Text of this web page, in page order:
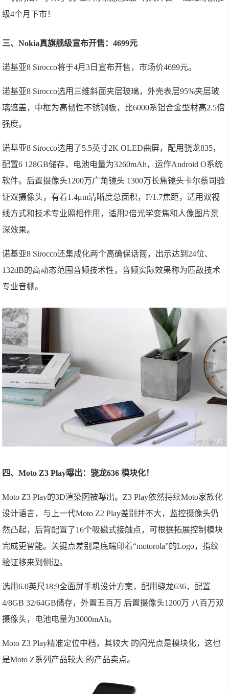
三、Nokia真旗舰级宣布开售：4699元
诺基亚8 Sirocco将于4月3日宣布开售，市场价4699元。
诺基亚8 Sirocco选用三维斜面夹层玻璃，外壳表层95%夹层玻
璃遮盖，中框为高韧性不锈钢板，比6000系铝合金型材高2.5倍
强度。
诺基亚8 Sirocco选用了5.5英寸2K OLED曲屏，配用骁龙835，
配置6 128GB储存，电池电量为3260mAh，运作Android O系统
软件。后置摄像头1200万广角镜头 1300万长焦镜头卡尔蔡司验
证双摄像头，有着1.4μm清晰度总面积，F/1.7焦距，适用双视
线方式和技术专业照相作用，适用2倍光学变焦和人像图片景
深效果。
诺基亚8 Sirocco还集成化两个高确保话筒，出示达到24位、
132dB的高动态范围音频技术性，音频实际效果称为匹敌技术
专业音棚。
四、Moto Z3 Play曝出：骁龙636 模块化！
Moto Z3 Play的3D渲染图被曝出。Z3 Play依然持续Moto家族化
设计语言，与上一代Moto Z2 Play差别并不大，监控摄像头仍
然凸起，后背配置了16个吸磁式接触点，可根据拓展控制模块
完成更智能。关键点差别是底端印着“motorola”的Logo，指纹
验证移来到侧边。
选用6.0英尺18:9全面屏手机设计方案，配用骁龙636，配置
4/8GB 32/64GB储存，外置五百万 后置摄像头1200万 八百万双
摄像头，电池电量为3000mAh。
Moto Z3 Play精准定位中档，其较大 的闪光点是模块化，这也
是Moto Z系列产品较大 的产品卖点。